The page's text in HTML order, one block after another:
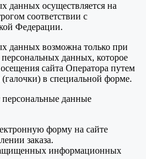
данных осуществляется на
соответствии с
Федерации.
данных возможна только при
данных, которое
сайта Оператора путем
в специальной форме.
персональные данные
форму на сайте
заказа.
информационных